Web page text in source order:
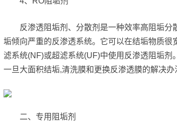
反渗透阻垢剂、分散剂是一种效率高阻垢
垢倾向严重的反渗透系统。它可以在结垢物质
滤系统(NF)或超滤系统(UF)中使用反渗透阻垢
一旦大面积结垢,清洗膜和更换反渗透膜的解决办
二、专用阻垢剂